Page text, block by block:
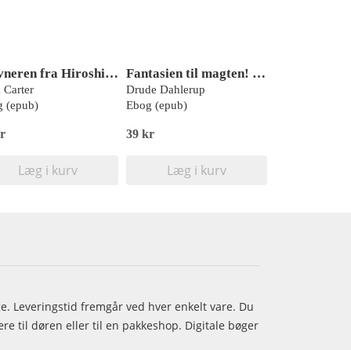
Hævneren fra Hiroshima
(epub)
Læg i kurv
Fantasien til magten! Om Charles Fourier
Drude Dahlerup
Ebog (epub)
39 kr
Læg i kurv
Leveringstid fremgår ved hver enkelt vare. Du
til døren eller til en pakkeshop. Digitale bøger